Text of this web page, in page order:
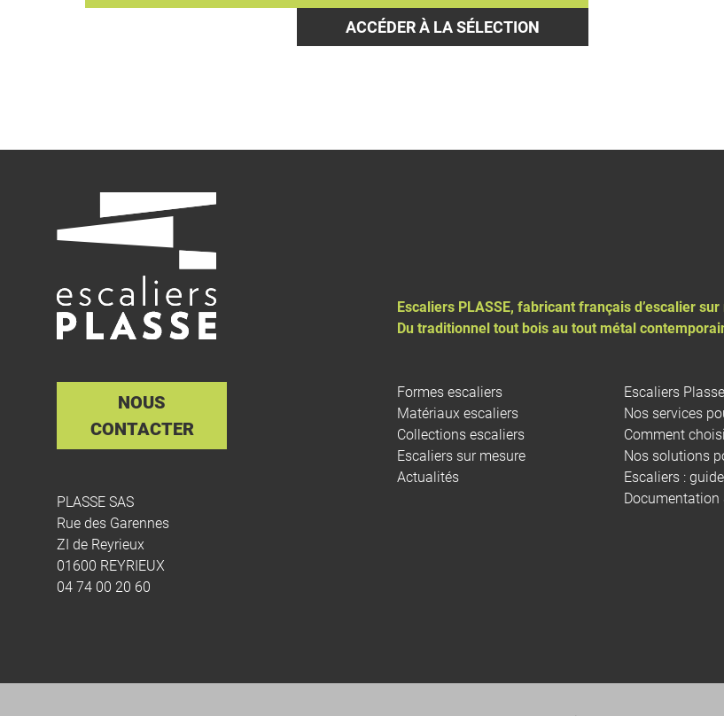
ACCÉDER À LA SÉLECTION
Escaliers PLASSE, fabricant français d’escalier sur
Du traditionnel tout bois au tout métal
NOUS
CONTACTER
PLASSE SAS
Rue des Garennes
ZI de Reyrieux
01600 REYRIEUX
04 74 00 20 60
Formes escaliers
Matériaux escaliers
Collections escaliers
Escaliers sur mesure
Actualités
Escaliers Plasse
Nos services
Comment
Nos solutions
Escaliers :